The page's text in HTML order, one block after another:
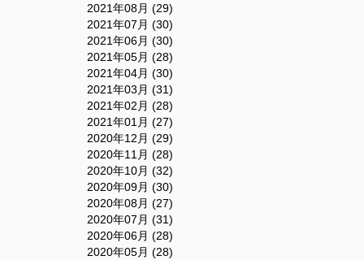
2021年08月 (29)
2021年07月 (30)
2021年06月 (30)
2021年05月 (28)
2021年04月 (30)
2021年03月 (31)
2021年02月 (28)
2021年01月 (27)
2020年12月 (29)
2020年11月 (28)
2020年10月 (32)
2020年09月 (30)
2020年08月 (27)
2020年07月 (31)
2020年06月 (28)
2020年05月 (28)